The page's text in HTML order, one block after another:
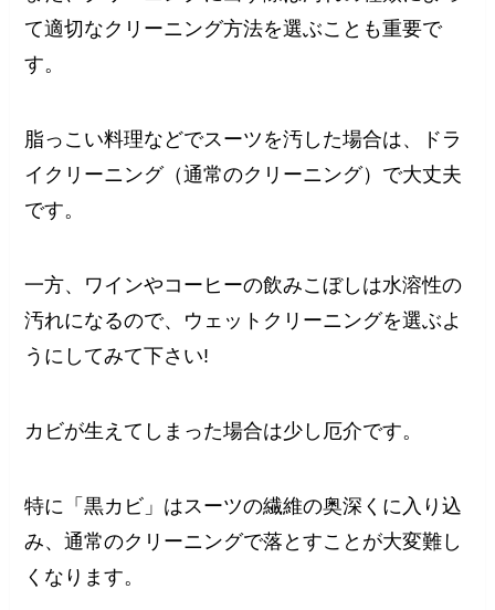
て適切なクリーニング方法を選ぶことも重要で
す。
脂っこい料理などでスーツを汚した場合は、ドラ
イクリーニング（通常のクリーニング）で大丈夫
です。
一方、ワインやコーヒーの飲みこぼしは水溶性の
汚れになるので、ウェットクリーニングを選ぶよ
うにしてみて下さい!
カビが生えてしまった場合は少し厄介です。
特に「黒カビ」はスーツの繊維の奥深くに入り込
み、通常のクリーニングで落とすことが大変難し
くなります。